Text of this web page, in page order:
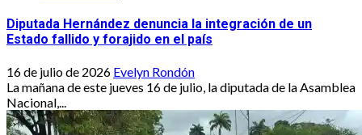
Diputada Hernández denuncia la integración de un
Estado fallido y forajido en el país
16 de julio de 2026 Evelyn Rondón
La mañana de este jueves 16 de julio, la diputada de la Asamblea
Nacional,...